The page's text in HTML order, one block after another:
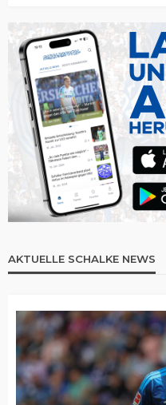
AKTUELLE SCHALKE NEWS